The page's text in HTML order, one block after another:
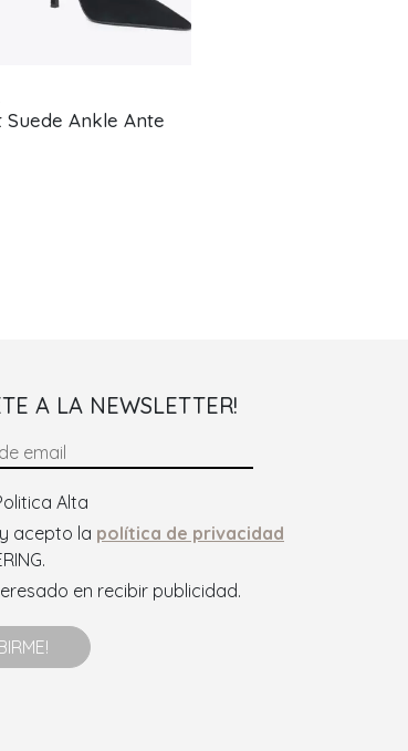
Suede Ankle Ante
A LA NEWSLETTER!
Alta
acepto la política de privacidad
en recibir publicidad.